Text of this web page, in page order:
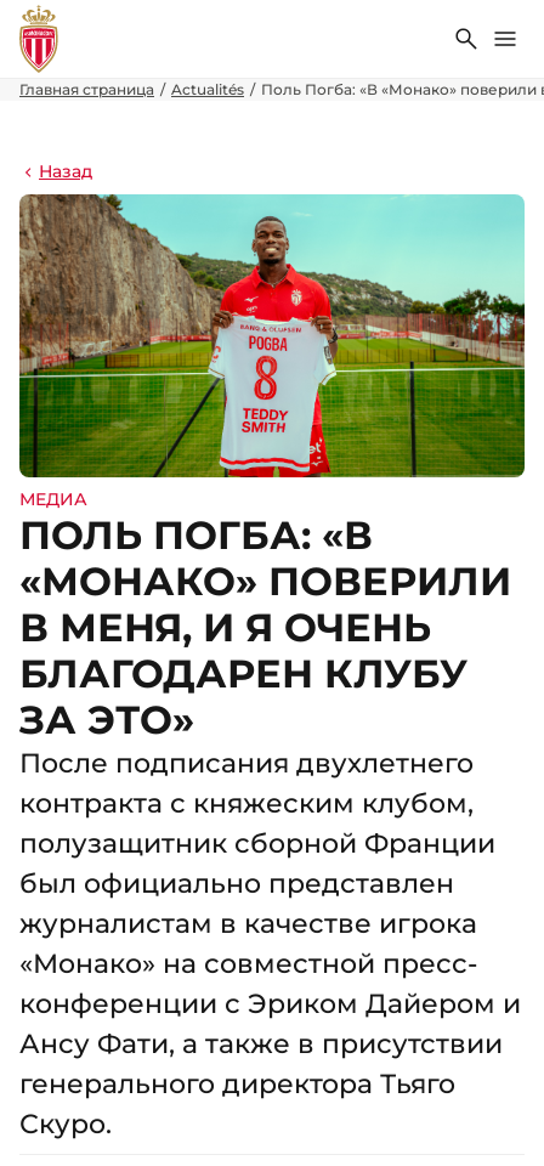
Поиск
Главная страница Actualités Поль Погба: «В «Монако» поверили
Назад
МЕДИА
ПОЛЬ ПОГБА: «В
«МОНАКО» ПОВЕРИЛИ
В МЕНЯ, И Я ОЧЕНЬ
БЛАГОДАРЕН КЛУБУ
ЗА ЭТО»
После подписания двухлетнего
контракта с княжеским клубом,
полузащитник сборной Франции
был официально представлен
журналистам в качестве игрока
«Монако» на совместной пресс-
конференции с Эриком Дайером и
Ансу Фати, а также в присутствии
генерального директора Тьяго
Скуро.